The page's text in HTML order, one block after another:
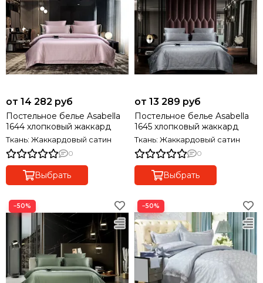
от 14 282 руб
Постельное белье Asabella
1644 хлопковый жаккард
Ткань: Жаккардовый сатин
0
Выбрать
от 13 289 руб
Постельное белье Asabella
1645 хлопковый жаккард
Ткань: Жаккардовый сатин
0
Выбрать
−50% −50%